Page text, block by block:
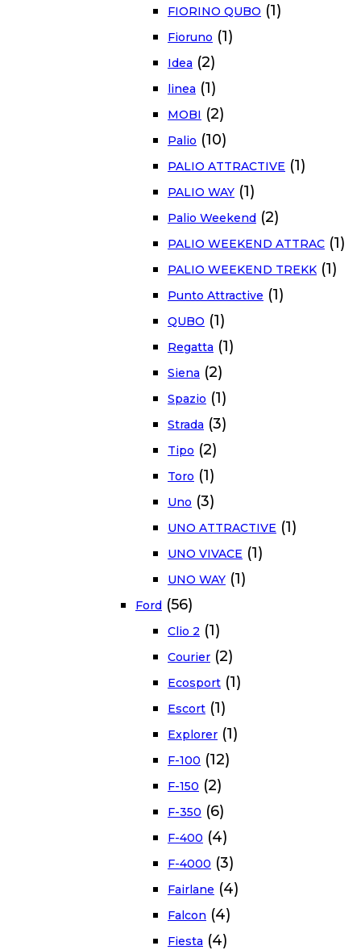
FIORINO QUBO (1)
Fioruno (1)
Idea (2)
linea (1)
MOBI (2)
Palio (10)
PALIO ATTRACTIVE (1)
PALIO WAY (1)
Palio Weekend (2)
PALIO WEEKEND ATTRAC (1)
PALIO WEEKEND TREKK (1)
Punto Attractive (1)
QUBO (1)
Regatta (1)
Siena (2)
Spazio (1)
Strada (3)
Tipo (2)
Toro (1)
Uno (3)
UNO ATTRACTIVE (1)
UNO VIVACE (1)
UNO WAY (1)
Ford (56)
Clio 2 (1)
Courier (2)
Ecosport (1)
Escort (1)
Explorer (1)
F-100 (12)
F-150 (2)
F-350 (6)
F-400 (4)
F-4000 (3)
Fairlane (4)
Falcon (4)
Fiesta (4)